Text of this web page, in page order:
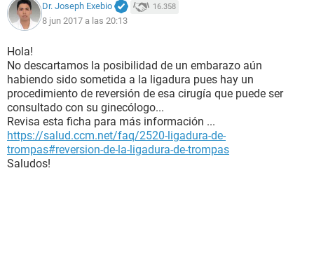
Dr. Joseph Exebio 16.358
8 jun 2017 a las 20:13
Hola!
No descartamos la posibilidad de un embarazo aún
habiendo sido sometida a la ligadura pues hay un
procedimiento de reversión de esa cirugía que puede ser
consultado con su ginecólogo...
Revisa esta ficha para más información ...
https://salud.ccm.net/faq/2520-ligadura-de-
trompas#reversion-de-la-ligadura-de-trompas
Saludos!